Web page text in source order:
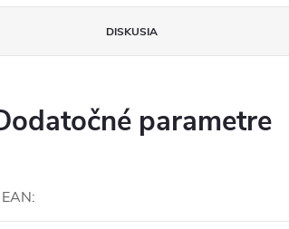
DISKUSIA
parametre
EAN: